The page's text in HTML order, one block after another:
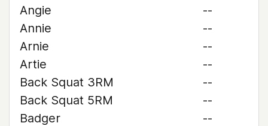
Angie
--
Annie
--
Arnie
--
Artie
--
Back Squat 3RM
--
Back Squat 5RM
--
Badger
--